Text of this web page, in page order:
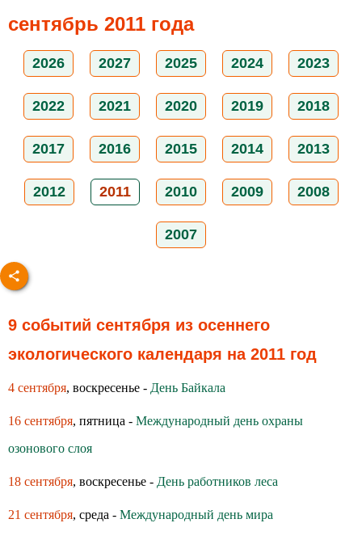
сентябрь 2011 года
2026 2027 2025 2024 2023
2022 2021 2020 2019 2018
2017 2016 2015 2014 2013
2012 2011 2010 2009 2008
2007
9 событий сентября из осеннего
экологического календаря на 2011 год
4 сентября, воскресенье - День Байкала
16 сентября, пятница - Международный день охраны
озонового слоя
18 сентября, воскресенье - День работников леса
21 сентября, среда - Международный день мира